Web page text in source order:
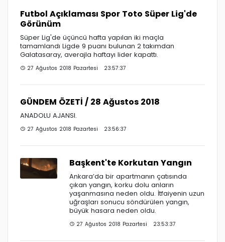
Futbol Açıklaması Spor Toto Süper Lig'de
Görünüm
Süper Lig'de üçüncü hafta yapılan iki maçla
tamamlandı Ligde 9 puanı bulunan 2 takımdan
Galatasaray, averajla haftayı lider kapattı.
27 Ağustos 2018 Pazartesi 23:57:37
GÜNDEM ÖZETİ / 28 Ağustos 2018
ANADOLU AJANSI.
27 Ağustos 2018 Pazartesi 23:56:37
Başkent'te Korkutan Yangın
Ankara’da bir apartmanın çatısında
çıkan yangın, korku dolu anların
yaşanmasına neden oldu. İtfaiyenin uzun
uğraşları sonucu söndürülen yangın,
büyük hasara neden oldu.
27 Ağustos 2018 Pazartesi 23:53:37